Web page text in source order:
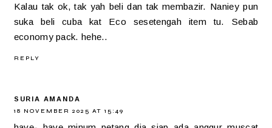
Kalau tak ok, tak yah beli dan tak membazir. Naniey pun
suka beli cuba kat Eco sesetengah item tu. Sebab
economy pack. hehe..
REPLY
SURIA AMANDA
18 NOVEMBER 2025 AT 15:49